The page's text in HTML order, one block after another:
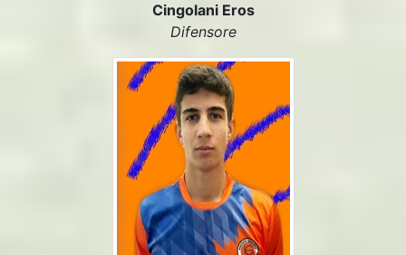
Cingolani Eros
Difensore